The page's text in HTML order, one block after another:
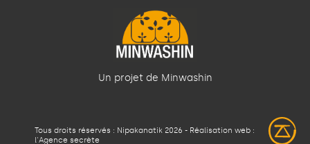
Un projet de Minwashin
Tous droits réservés : Nipakanatik 2026 - Réalisation web :
l'Agence secrète